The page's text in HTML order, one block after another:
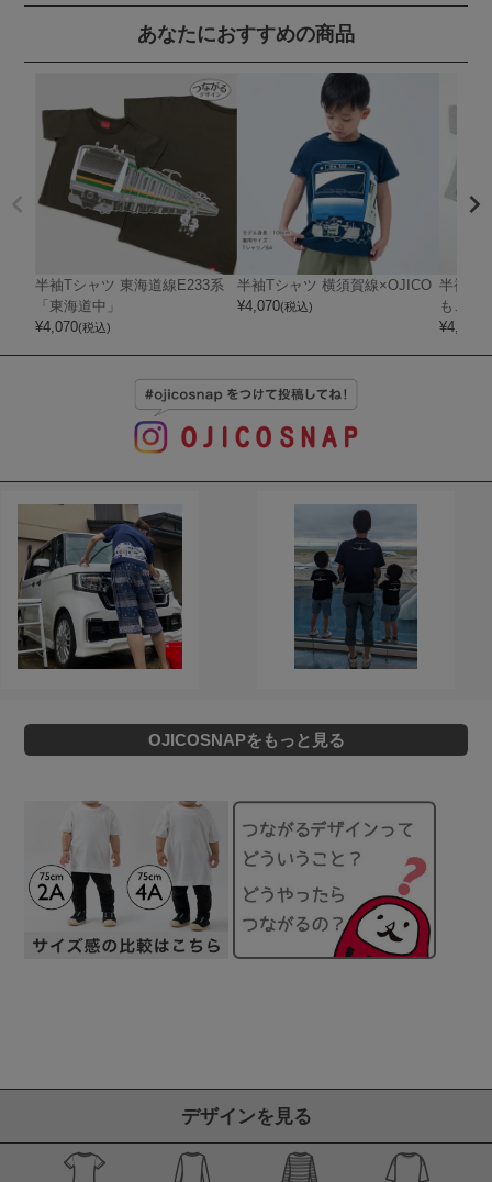
あなたにおすすめの商品
半袖Tシャツ 東海道線E233系
「東海道中」
¥4,070(税込)
半袖Tシャツ 横須賀線×OJICO
¥4,070(税込)
半袖T
もころ
¥4,180
OJICOSNAPをもっと見る
デザインを見る